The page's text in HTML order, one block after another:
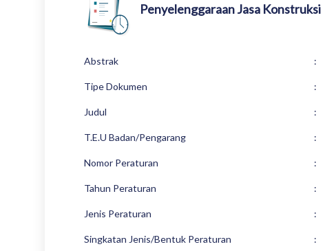
Penyelenggaraan Jasa Konstruksi
Abstrak :
Tipe Dokumen :
Judul :
T.E.U Badan/Pengarang :
Nomor Peraturan :
Tahun Peraturan :
Jenis Peraturan :
Singkatan Jenis/Bentuk Peraturan :